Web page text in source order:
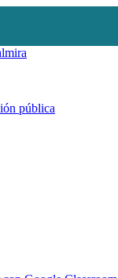
pública